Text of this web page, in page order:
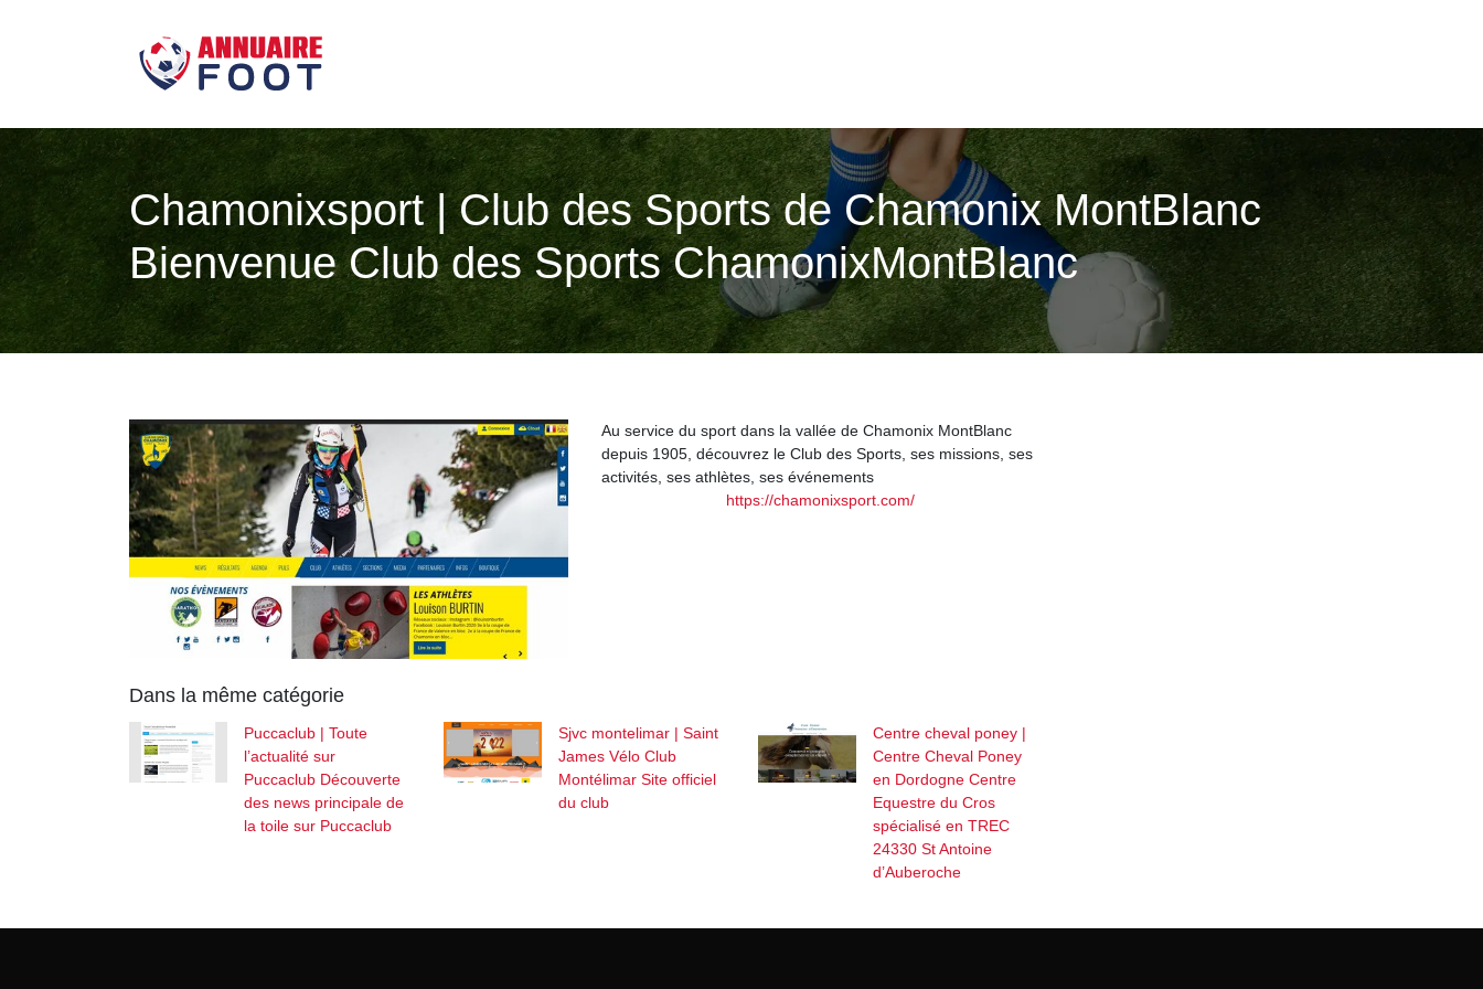
Chamo­nixsport | Club des Sports de Chamonix MontBlanc
Bienvenue Club des Sports ChamonixMontBlanc
Au service du sport dans la vallée de Chamonix MontBlanc
depuis 1905, découvrez le Club des Sports, ses missions, ses
activités, ses athlètes, ses événements
https://chamonixsport.com/
Dans la même catégorie
Puccaclub | Toute
l’actualité sur
Puccaclub Découverte
des news principale de
la toile sur Puccaclub
Sjvc montelimar | Saint
James Vélo Club
Montélimar Site officiel
du club
Centre cheval poney |
Centre Cheval Poney
en Dordogne Centre
Equestre du Cros
spécialisé en TREC
24330 St Antoine
d’Auberoche